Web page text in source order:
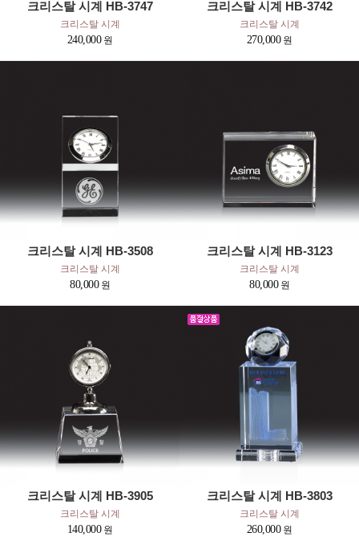
크리스탈 시계 HB-3747
크리스탈 시계
240,000
크리스탈 시계 HB-3742
크리스탈 시계
270,000
크리스탈 시계 HB-3508
크리스탈 시계
80,000
크리스탈 시계 HB-3123
크리스탈 시계
80,000
크리스탈 시계 HB-3905
크리스탈 시계
140,000
크리스탈 시계 HB-3803
크리스탈 시계
260,000